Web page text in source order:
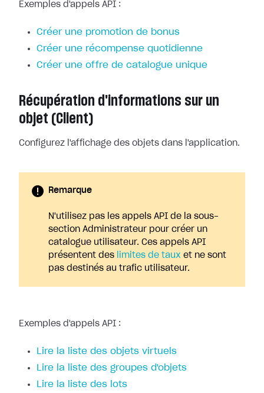
Exemples d'appels API :
Créer une promotion de bonus
Créer une récompense quotidienne
Créer une offre de catalogue unique
Récupération d'informations sur un
objet (Client)
Configurez l'affichage des objets dans l'application.
Remarque
N'utilisez pas les appels API de la sous-
section Administrateur pour créer un
catalogue utilisateur. Ces appels API
présentent des
limites de taux et ne sont
pas destinés au trafic utilisateur.
Exemples d'appels API :
Lire la liste des objets virtuels
Lire la liste des groupes d'objets
Lire la liste des lots